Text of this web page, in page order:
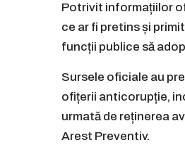
Potrivit informațiilor
ce ar fi pretins și
funcții publice să
Sursele oficiale au
ofițerii anticorupție,
urmată de reținerea
Arest Preventiv.